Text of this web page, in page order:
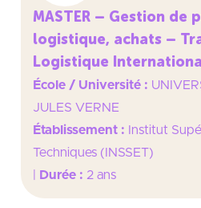
MASTER – Gestion de
logistique, achats –
Logistique
École / Université :
JULES VERNE
Établissement :
Institut
Techniques (INSSET)
Durée : 2 ans